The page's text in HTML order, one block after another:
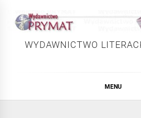
content
WYDAWNICTWO
MENU